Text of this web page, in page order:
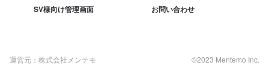
SV様向け管理画面 お問い合わせ
運営元：株式会社メンテモ ©2023 Mentemo Inc.